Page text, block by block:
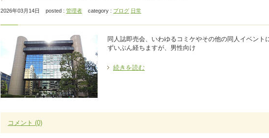
2026年03月14日 posted : 管理者 category : ブログ 日常
同人誌即売会、いわゆるコミケやその他の同人イベント
ずいぶん経ちますが、男性向け
続きを読む
コメント (0)